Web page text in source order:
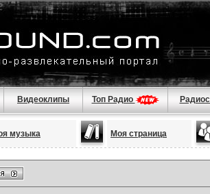
Видеоклипы Топ Радио
музыка Моя страница